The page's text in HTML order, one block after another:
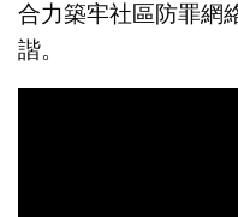
合力築牢社區防罪網
諧。